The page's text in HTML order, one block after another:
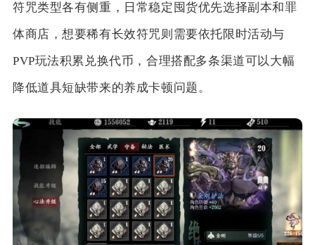
符咒类型各有侧重，日常稳定囤货优先选择副本和罪
体商店，想要稀有长效符咒则需要依托限时活动与
PVP玩法积累兑换代币，合理搭配多条渠道可以大幅
降低道具短缺带来的养成卡顿问题。